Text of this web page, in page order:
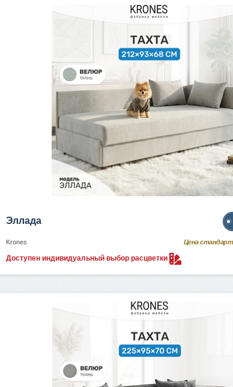
Эллада
Krones Цена
Доступен индивидуальный выбор расцветки